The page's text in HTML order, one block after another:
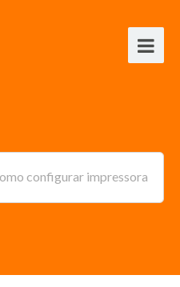
configurar impressora